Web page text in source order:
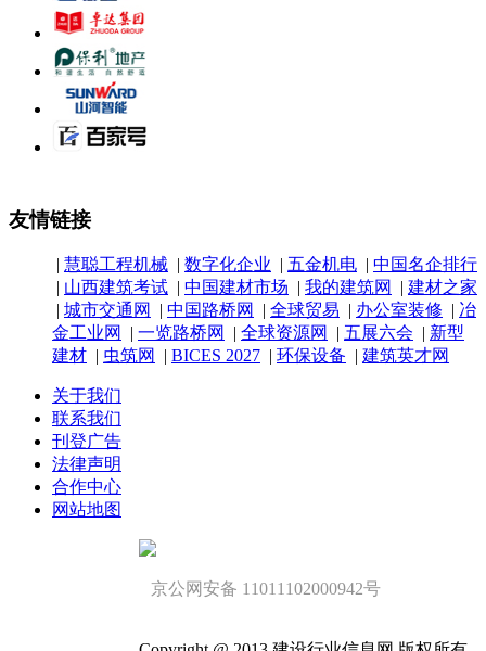
友情链接
| 慧聪工程机械 | 数字化企业 | 五金机电 | 中国名企排行
| 山西建筑考试 | 中国建材市场 | 我的建筑网 | 建材之家
| 城市交通网 | 中国路桥网 | 全球贸易 | 办公室装修 | 冶
金工业网
| 一览路桥网 | 全球资源网 | 五展六会 | 新型
建材 | 虫筑网 | BICES 2027 | 环保设备 | 建筑英才网
关于我们
联系我们
刊登广告
法律声明
合作中心
网站地图
京公网安备 11011102000942号